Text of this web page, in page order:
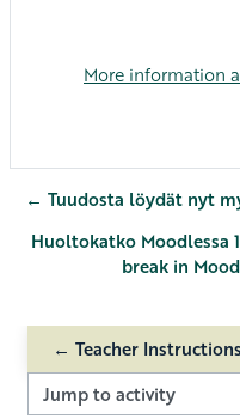
More information
← Tuudosta löydät nyt
Huoltokatko Moodlessa
break in
← Teacher Instructions
Jump to activity